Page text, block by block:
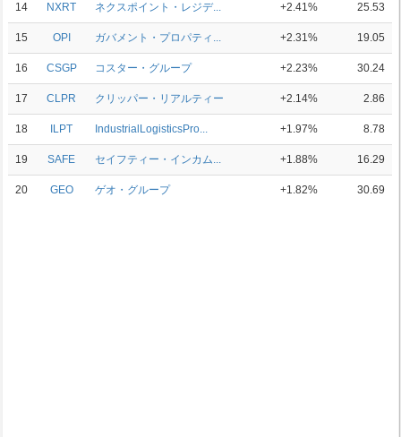
14 NXRT ネクスポイント・レジデ... +2.41% 25.53
15 OPI ガバメント・プロパティ... +2.31% 19.05
16 CSGP コスター・グループ +2.23% 30.24
17 CLPR クリッパー・リアルティー +2.14% 2.86
18 ILPT IndustrialLogisticsPro... +1.97% 8.78
19 SAFE セイフティー・インカム... +1.88% 16.29
20 GEO ゲオ・グループ +1.82% 30.69